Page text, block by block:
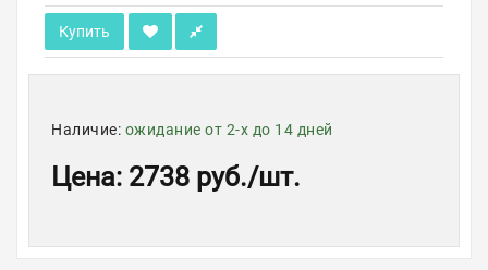
Купить
Наличие: ожидание от 2-х до 14 дней
Цена: 2738 руб./шт.